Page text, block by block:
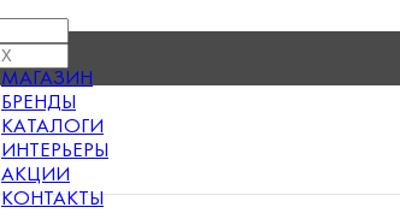
МАГАЗИН
БРЕНДЫ
КАТАЛОГИ
ИНТЕРЬЕРЫ
АКЦИИ
КОНТАКТЫ